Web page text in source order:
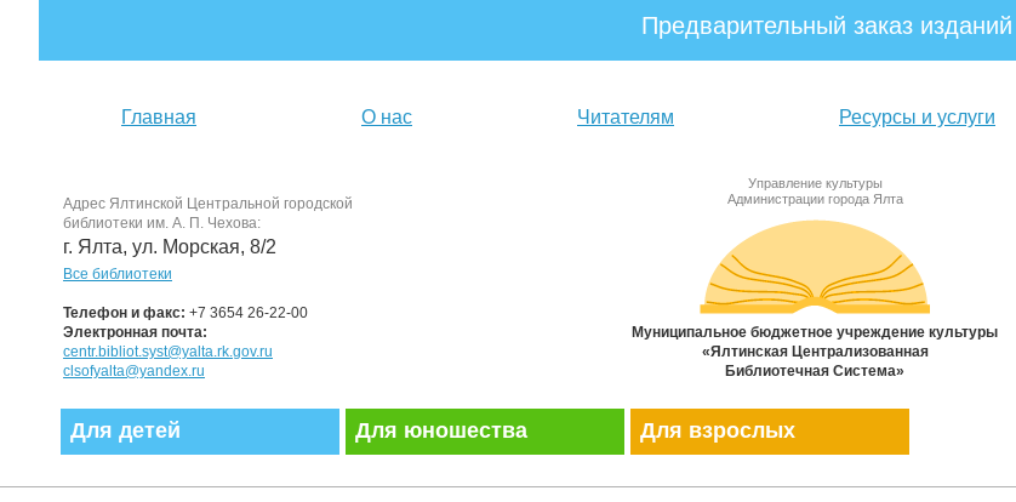
Предварительный заказ изданий
Главная О нас Читателям Ресурсы и услуги
Управление культуры
Администрации города Ялта
Муниципальное бюджетное учреждение культуры
«Ялтинская Централизованная
Библиотечная Система»
Адрес Ялтинской Центральной городской
библиотеки им. А. П. Чехова:
г. Ялта, ул. Морская, 8/2
Все библиотеки
Телефон и факс: +7 3654 26-22-00
Электронная почта:
centr.bibliot.syst@yalta.rk.gov.ru
clsofyalta@yandex.ru
Для детей Для юношества Для взрослых